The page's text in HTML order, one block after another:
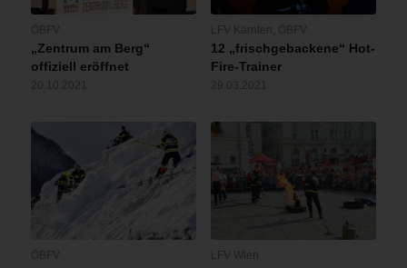
„Zentrum am Berg“
offiziell eröffnet
12 „frischgebackene“ Hot-
Fire-Trainer